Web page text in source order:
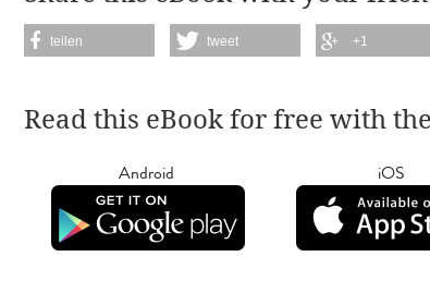
teilen tweet +1
Read this eBook for free with
Android iOS